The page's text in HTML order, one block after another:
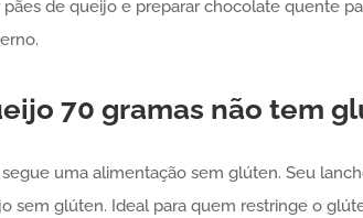
de queijo e preparar chocolate quente
70 gramas não tem
uma alimentação sem glúten. Seu
sem glúten. Ideal para quem restringe o